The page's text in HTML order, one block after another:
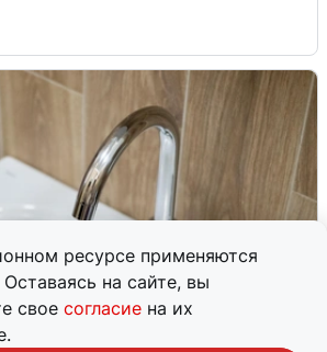
ресурсе применяются
на сайте, вы
свое согласие на их